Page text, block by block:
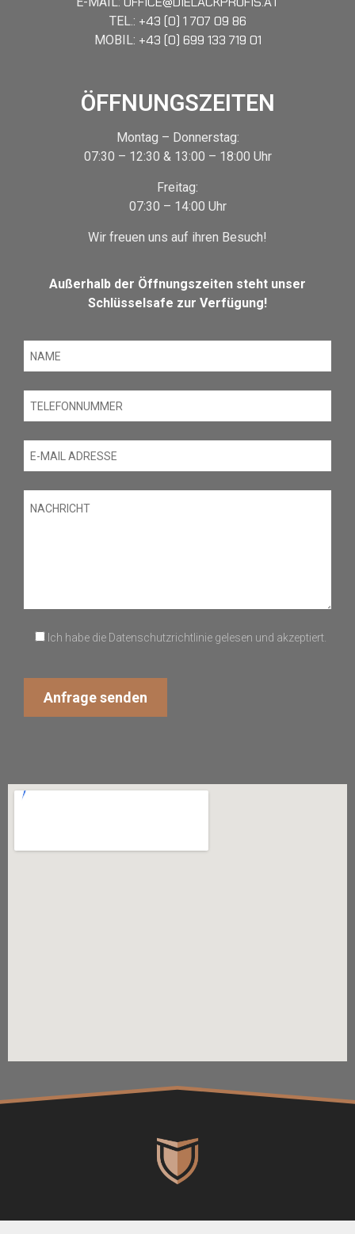
Ich habe die Datenschutzrichtlinie gelesen und akzeptiert.
TEL.: +43 (0) 1 707 09 86
MOBIL: +43 (0) 699 133 719 01
ÖFFNUNGSZEITEN
Montag – Donnerstag:
07:30 – 12:30 & 13:00 – 18:00 Uhr
Freitag:
07:30 – 14:00 Uhr
Wir freuen uns auf ihren Besuch!
Außerhalb der Öffnungszeiten steht unser
Schlüsselsafe zur Verfügung!